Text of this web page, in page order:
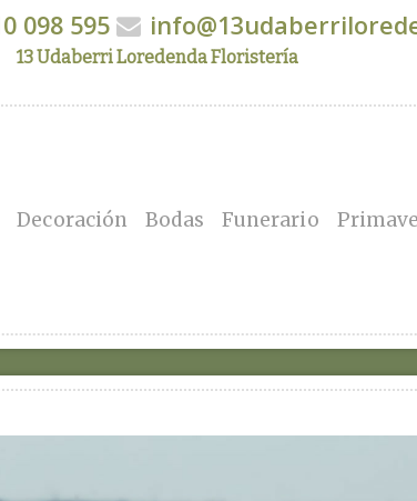
098 595
13 Udaberri Loredenda Floristería
Decoración Bodas Funerario